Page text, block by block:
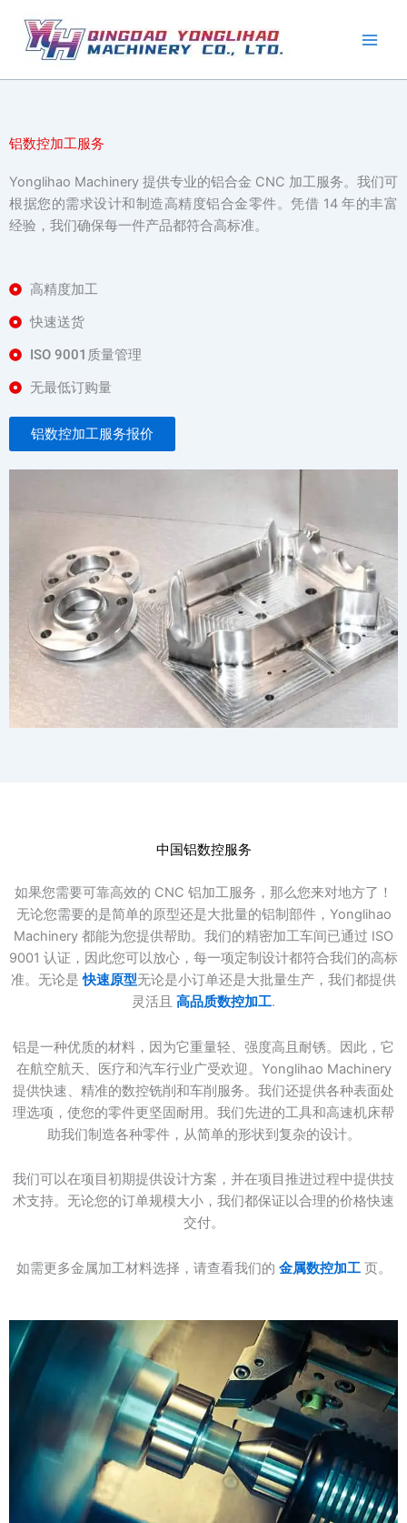
容
铝数控加工服务
Yonglihao Machinery 提供专业的铝合金 CNC 加工服务。我们可
根据您的需求设计和制造高精度铝合金零件。凭借 14 年的丰富
经验，我们确保每一件产品都符合高标准。
高精度加工
快速送货
ISO 9001质量管理
无最低订购量
铝数控加工服务报价
中国铝数控服务
如果您需要可靠高效的 CNC 铝加工服务，那么您来对地方了！
无论您需要的是简单的原型还是大批量的铝制部件，Yonglihao
Machinery 都能为您提供帮助。我们的精密加工车间已通过 ISO
9001 认证，因此您可以放心，每一项定制设计都符合我们的高标
准。无论是快速原型无论是小订单还是大批量生产，我们都提供
灵活且 高品质数控加工.
铝是一种优质的材料，因为它重量轻、强度高且耐锈。因此，它
在航空航天、医疗和汽车行业广受欢迎。Yonglihao Machinery
提供快速、精准的数控铣削和车削服务。我们还提供各种表面处
理选项，使您的零件更坚固耐用。我们先进的工具和高速机床帮
助我们制造各种零件，从简单的形状到复杂的设计。
我们可以在项目初期提供设计方案，并在项目推进过程中提供技
术支持。无论您的订单规模大小，我们都保证以合理的价格快速
交付。
如需更多金属加工材料选择，请查看我们的 金属数控加工 页。